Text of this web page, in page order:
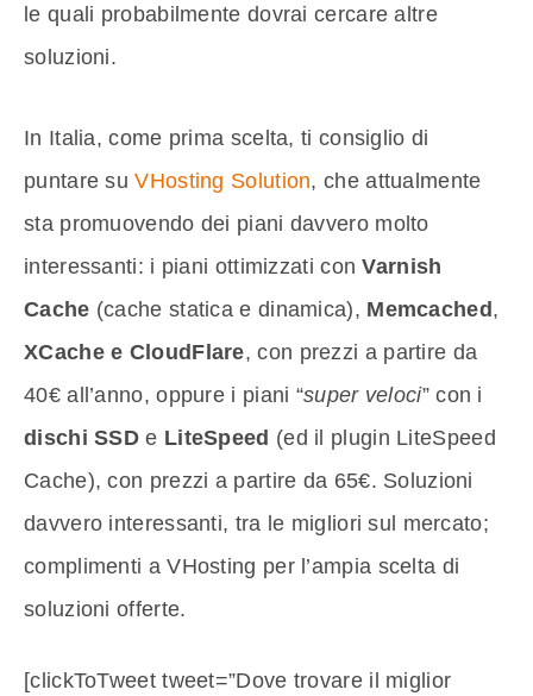
le quali probabilmente dovrai cercare altre
soluzioni.
In Italia, come prima scelta, ti consiglio di
puntare suVHosting Solution, che attualmente
sta promuovendo dei piani davvero molto
interessanti: i piani ottimizzati conVarnish
Cache (cache statica e dinamica), Memcached,
XCache e CloudFlare, con prezzi a partire da
40€ all’anno, oppure i piani “super veloci” con i
dischi SSD e LiteSpeed (ed il plugin LiteSpeed
Cache), con prezzi a partire da 65€. Soluzioni
davvero interessanti, tra le migliori sul mercato;
complimenti a VHosting per l’ampia scelta di
soluzioni offerte.
[clickToTweet tweet=”Dove trovare il miglior